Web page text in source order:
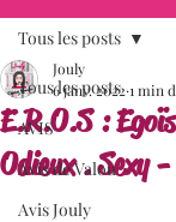
Tous les posts
AVIS
Avis de Valou
Avis Jouly
Tous les posts
E.R.O.S :
Odieux . Sexy
Jouly
6 janv. 2022 1 min